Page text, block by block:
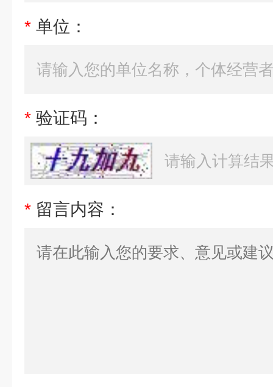
* 单位：
* 验证码：
* 留言内容：